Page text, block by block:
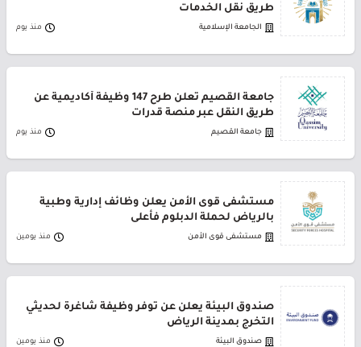
طريق نقل الخدمات
الجامعة الإسلامية منذ يوم
جامعة القصيم تعلن طرح 147 وظيفة أكاديمية عن
طريق النقل عبر منصة قدرات
جامعة القصيم منذ يوم
مستشفى قوى الأمن يعلن وظائف إدارية وطبية
بالرياض لحملة الدبلوم فأعلى
مستشفى قوى الأمن منذ يومين
صندوق البيئة يعلن عن توفر وظيفة شاغرة لحديثي
التخرج بمدينة الرياض
صندوق البيئة منذ يومين